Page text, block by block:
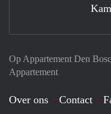
Op Appartement Den
Appartement
Over ons Contact